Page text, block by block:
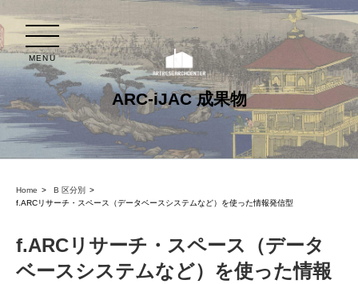
ARC-iJAC 成果物
MENU
Home
B 区分別
f.ARCリサーチ・スペース（データベースシステムなど）を使った情報発信型
f.ARCリサーチ・スペース（データ
ベースシステムなど）を使った情報